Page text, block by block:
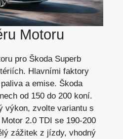
Motoru
pro Škoda Superb
Hlavními faktory
a emise. Škoda
od 150 do 200 koní.
výkon, zvolte variantu s
2.0 TDI se 190-200
zážitek z jízdy, vhodný